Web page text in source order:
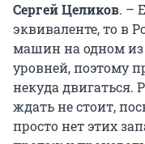
Сергей Целиков. –
эквиваленте, то в
машин на одном
уровней, поэтому
некуда двигаться.
ждать не стоит,
просто нет этих